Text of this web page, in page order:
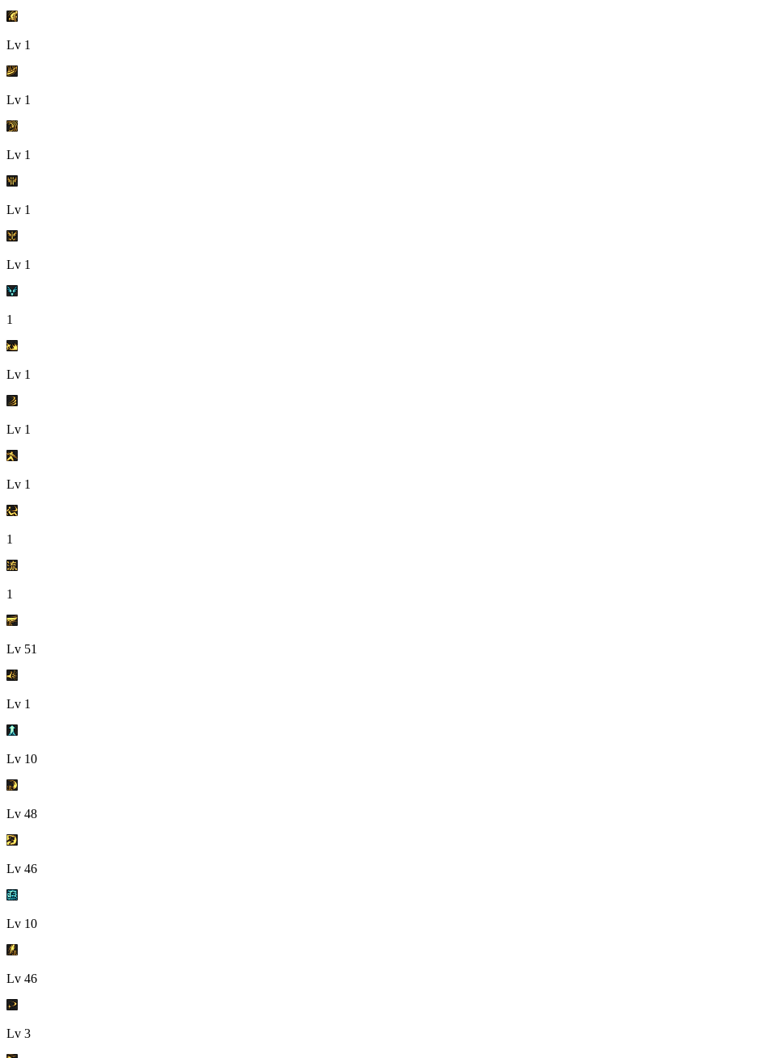
Lv 1
Lv 1
Lv 1
Lv 1
Lv 1
1
Lv 1
Lv 1
Lv 1
1
1
Lv 51
Lv 1
Lv 10
Lv 48
Lv 46
Lv 10
Lv 46
Lv 3